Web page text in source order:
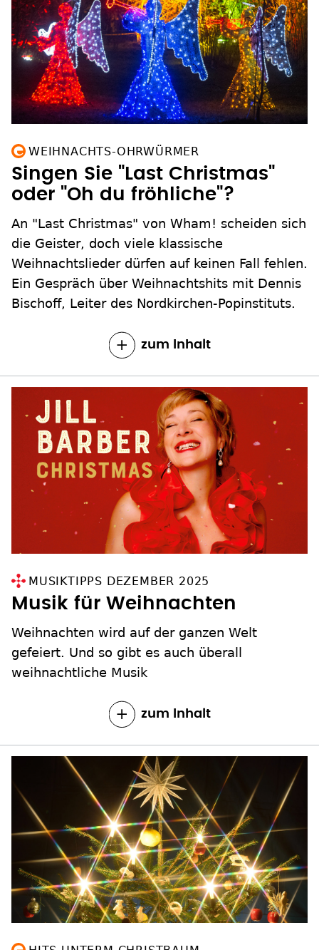
WEIHNACHTS-OHRWÜRMER
Singen Sie "Last Christmas"
oder "Oh du fröhliche"?
An "Last Christmas" von Wham! scheiden sich
die Geister, doch viele klassische
Weihnachtslieder dürfen auf keinen Fall fehlen.
Ein Gespräch über Weihnachtshits mit Dennis
Bischoff, Leiter des Nordkirchen-Popinstituts.
zum Inhalt
MUSIKTIPPS DEZEMBER 2025
Musik für Weihnachten
Weihnachten wird auf der ganzen Welt
gefeiert. Und so gibt es auch überall
weihnachtliche Musik
zum Inhalt